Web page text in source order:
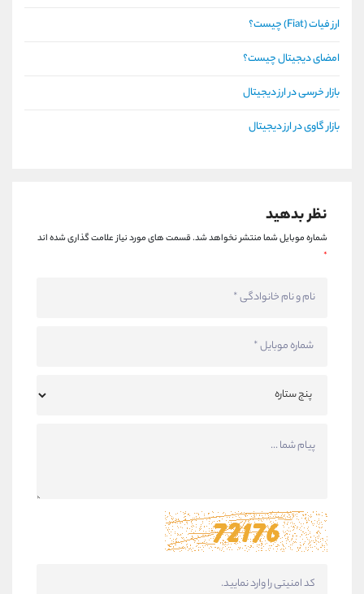
ارز فیات (Fiat) چیست؟
امضای دیجیتال چیست؟
بازار خرسی در ارز دیجیتال
بازار گاوی در ارز دیجیتال
نظر بدهید
شماره موبایل شما منتشر نخواهد شد.قسمت های مورد نیاز علامت گذاری شده اند
*